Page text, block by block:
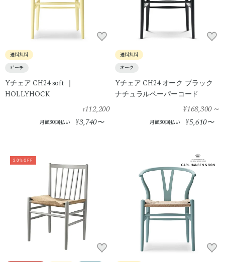
送料無料
ビーチ
Yチェア CH24 soft ｜
HOLLYHOCK
¥112,200
月額30回払い ¥3,740〜
送料無料
オーク
Yチェア CH24 オーク ブラック
ナチュラルペーパーコード
¥168,300～
月額30回払い ¥5,610〜
20%OFF